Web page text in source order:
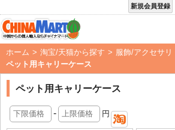
新規会員登録
ホーム > 淘宝/天猫から探す > 服飾/アクセサリ
ペット用キャリーケース
ペット用キャリーケース
- 円